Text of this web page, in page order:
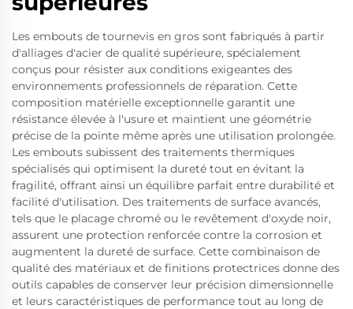
Les embouts de tournevis en gros sont fabriqués à partir
d'alliages d'acier de qualité supérieure, spécialement
conçus pour résister aux conditions exigeantes des
environnements professionnels de réparation. Cette
composition matérielle exceptionnelle garantit une
résistance élevée à l'usure et maintient une géométrie
précise de la pointe même après une utilisation prolongée.
Les embouts subissent des traitements thermiques
spécialisés qui optimisent la dureté tout en évitant la
fragilité, offrant ainsi un équilibre parfait entre durabilité et
facilité d'utilisation. Des traitements de surface avancés,
tels que le placage chromé ou le revêtement d'oxyde noir,
assurent une protection renforcée contre la corrosion et
augmentent la dureté de surface. Cette combinaison de
qualité des matériaux et de finitions protectrices donne des
outils capables de conserver leur précision dimensionnelle
et leurs caractéristiques de performance tout au long de